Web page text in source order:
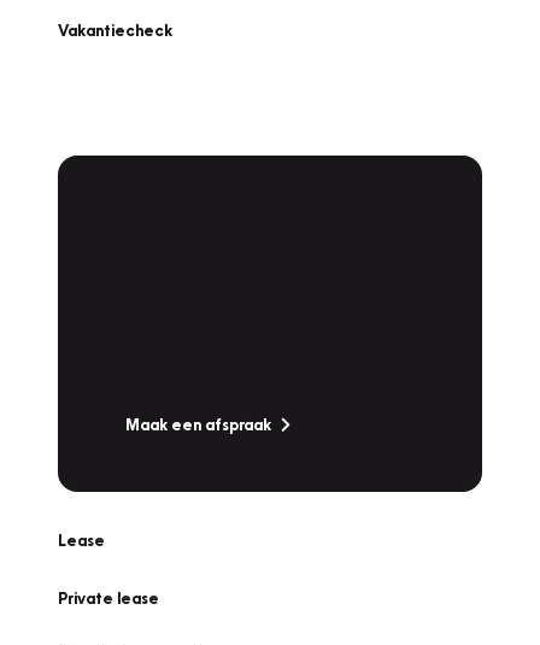
Vakantiecheck
Maak een afspraak
Lease
Private lease